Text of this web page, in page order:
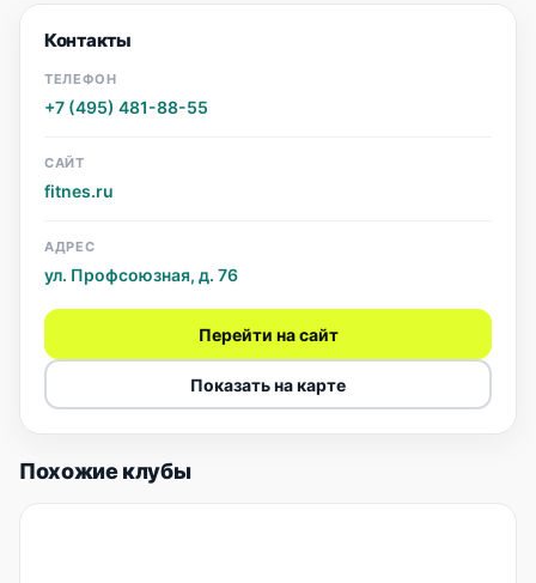
Контакты
ТЕЛЕФОН
+7 (495) 481-88-55
САЙТ
fitnes.ru
АДРЕС
ул. Профсоюзная, д. 76
Перейти на сайт
Показать на карте
Похожие клубы